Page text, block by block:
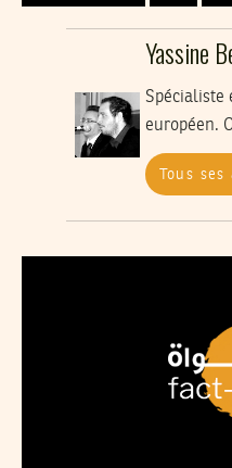
Yassine
Spécialiste
européen.
Tous